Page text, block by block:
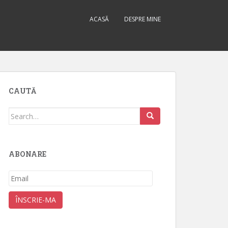
ACASĂ DESPRE MINE
CAUTĂ
Search
ABONARE
Email
ÎNSCRIE-MA